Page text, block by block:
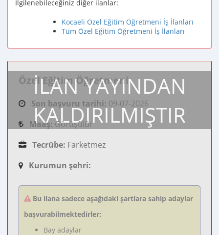
İlgilenebileceğiniz diğer ilanlar:
Kocaeli Özel Eğitim Öğretmeni İş İlanları
Tüm Özel Eğitim Öğretmeni İş İlanları
İLAN YAYINDAN
KALDIRILMIŞTIR
Özel Eğitim Öğretmeni
Son başvuru tarihi: 09-07-2026
Maaş: Görüşülür
Tecrübe: Farketmez
Kurumun şehri:
Bu ilana sadece aşağıdaki şartlara sahip adaylar
başvurabilmektedirler:
Bay adaylar